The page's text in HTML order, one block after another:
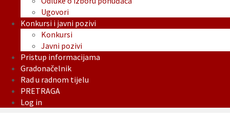
Ugovori
Konkursi i javni pozivi
Konkursi
Javni pozivi
Pristup informacijama
Gradonačelnik
Rad u radnom tijelu
PRETRAGA
Log in